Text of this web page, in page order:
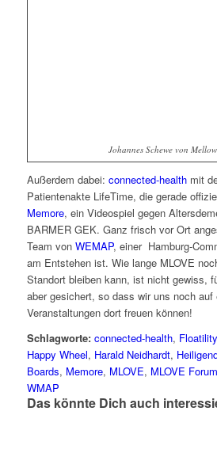
Johannes Schewe von
Außerdem dabei: connected-healthmit
Patientenakte LifeTime, die gerade
Memore, ein Videospiel gegen
BARMER GEK. Ganz frisch vor Ort
Team von WEMAP, einer Hamburg-
am Entstehen ist. Wie lange MLOVE
Standort bleiben kann, ist nicht gewiss,
aber gesichert, so dass wir uns noch
Veranstaltungen dort freuen können!
Schlagworte: connected-health, Floatility
Happy Wheel, Harald Neidhardt,
Boards, Memore, MLOVE, MLOVE Forum
WMAP
Das könnte Dich auch